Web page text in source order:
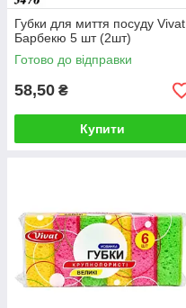
Губки для миття посуду Vivat
Барбекю 5 шт (2шт)
Готово до відправки
58,50 ₴
Купити